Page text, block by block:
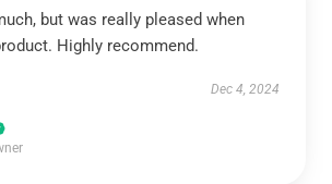
but was really pleased when
Highly recommend.
Dec 4, 2024